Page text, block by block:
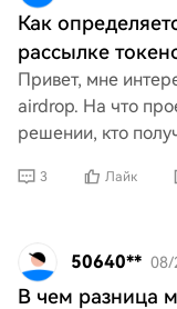
Как
рассылке
Привет, мне
airdrop. На что
решении, кто
уч 3 Лайк
50640** 08/
В чем разница